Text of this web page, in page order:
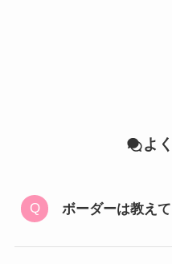
よ
ボーダーは教え